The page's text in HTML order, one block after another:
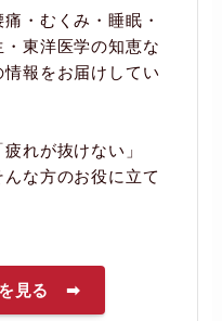
・むくみ・睡眠・
東洋医学の知恵な
報をお届けしてい
れが抜けない」
な方のお役に立て
を見る ➡